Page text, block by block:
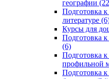
географии
Подготовка
литературе
Курсы для
Подготовка
(6)
Подготовка
профильной
Подготовка